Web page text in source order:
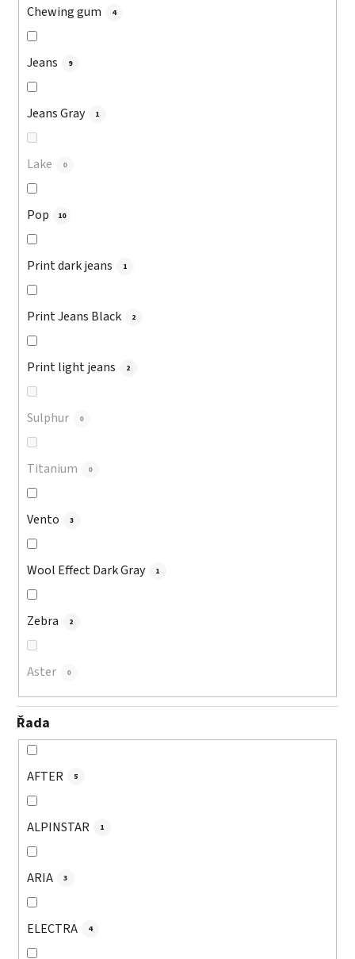
Chewing gum 4
Jeans 9
Jeans Gray 1
Lake 0
Pop 10
Print dark jeans 1
Print Jeans Black 2
Print light jeans 2
Sulphur 0
Titanium 0
Vento 3
Wool Effect Dark Gray 1
Zebra 2
Aster 0
Řada
AFTER 5
ALPINSTAR 1
ARIA 3
ELECTRA 4